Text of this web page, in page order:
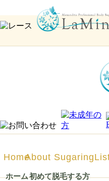
シュガーリング脱毛ならLa Mina
Home
ホーム
About Sugaring
初めて脱毛する方